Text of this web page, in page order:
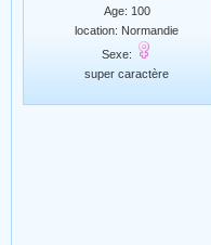
Age: 100
location: Normandie
Sexe:
super caractère